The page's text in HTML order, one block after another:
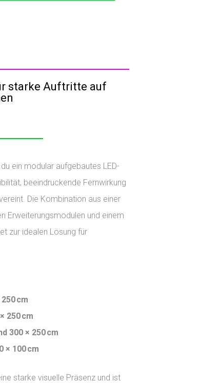
starke Auftritte auf
ein modular aufgebautes LED-
beeindruckende Fernwirkung
Die Kombination aus einer
Erweiterungsmodulen und einem
zur idealen Lösung für
cm
250 cm
300 × 250 cm
× 100 cm
starke visuelle Präsenz und ist